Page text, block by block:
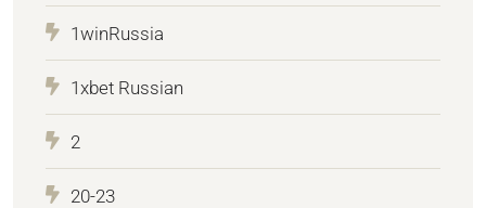
1winRussia
1xbet Russian
2
20-23